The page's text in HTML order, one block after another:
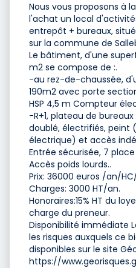
Nous vous proposons à
l'achat un local
entrepôt + bureaux,
sur la commune de
Le bâtiment, d'une
m2 se compose de :.
-au rez-de-chaussée,
190m2 avec porte
HSP 4,5 m Compteur
-R+1, plateau de bureaux
doublé, électrifiés, peint
électrique) et accès
Entrée sécurisée, 7
Accès poids lourds..
Prix: 36000 euros /an/
Charges: 3000 HT/an.
Honoraires:15% HT du
charge du preneur.
Disponibilité immédiate
les risques auxquels ce
disponibles sur le site
https://